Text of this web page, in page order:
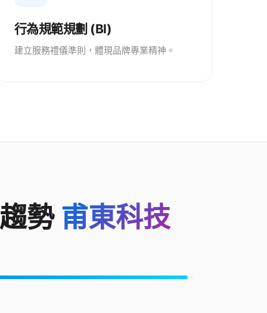
行為規範規劃 (BI)
建立服務禮儀準則，體現品牌專業精神。
勢 甫東科技